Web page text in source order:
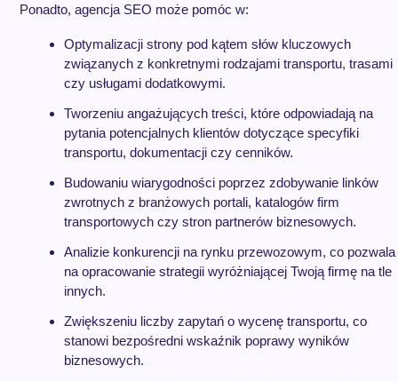
Ponadto, agencja SEO może pomóc w:
Optymalizacji strony pod kątem słów kluczowych
związanych z konkretnymi rodzajami transportu, trasami
czy usługami dodatkowymi.
Tworzeniu angażujących treści, które odpowiadają na
pytania potencjalnych klientów dotyczące specyfiki
transportu, dokumentacji czy cenników.
Budowaniu wiarygodności poprzez zdobywanie linków
zwrotnych z branżowych portali, katalogów firm
transportowych czy stron partnerów biznesowych.
Analizie konkurencji na rynku przewozowym, co pozwala
na opracowanie strategii wyróżniającej Twoją firmę na tle
innych.
Zwiększeniu liczby zapytań o wycenę transportu, co
stanowi bezpośredni wskaźnik poprawy wyników
biznesowych.